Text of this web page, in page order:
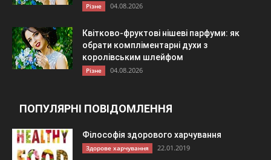
Різне 04.08.2026
Квітково-фруктові нішеві парфуми: як
обрати компліментарні духи з
королівським шлейфом
Різне 04.08.2026
ПОПУЛЯРНІ ПОВІДОМЛЕННЯ
Філософія здорового харчування
Здорове харчування 22.01.2019